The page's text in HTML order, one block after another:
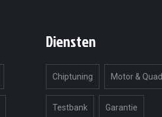
Diensten
Chiptuning Motor & Quad
Testbank Garantie